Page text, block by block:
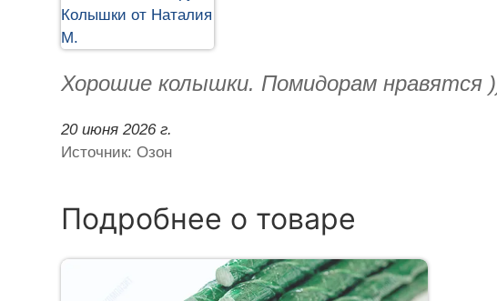
Хорошие колышки. Помидорам нравятся
20 июня 2026 г.
Источник: Озон
Подробнее о товаре